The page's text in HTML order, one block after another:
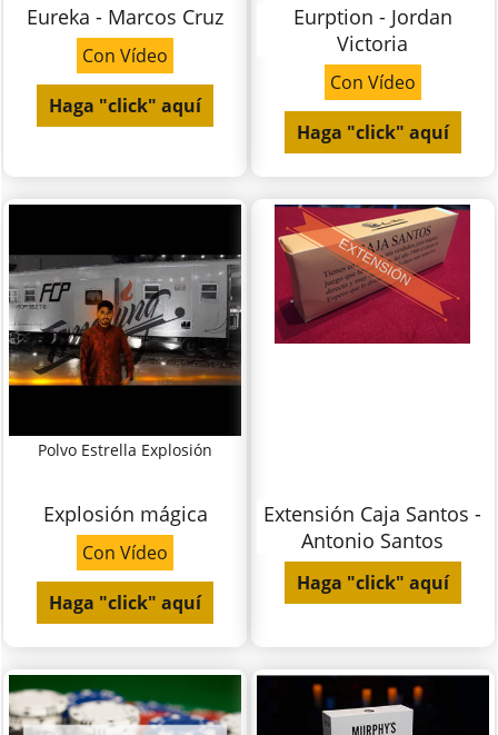
Eureka - Marcos Cruz
Con Vídeo
Haga "click" aquí
Eurption - Jordan
Victoria
Con Vídeo
Haga "click" aquí
Polvo Estrella Explosión
Explosión mágica
Con Vídeo
Haga "click" aquí
Extensión Caja Santos -
Antonio Santos
Haga "click" aquí